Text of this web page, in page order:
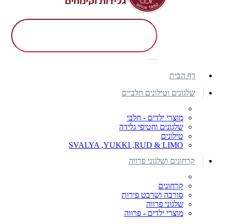
דף הבית
שלגונים וטילונים חלביים
מוצרי ילדים - חלבי
שלגונים וחטיפי גלידה
טילונים
SVALYA ,YUKKI ,RUD & LIMO
קרחונים ושלגוני פרווה
קרחונים
סורבה ושרבט פירות
שלגוני פרווה
מוצרי ילדים - פרווה